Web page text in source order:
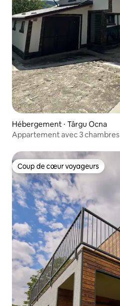
Hébergement ⋅ Târgu Ocna
Appartement avec 3 chambres
Coup de cœur voyageurs
Coup de cœur voyageurs